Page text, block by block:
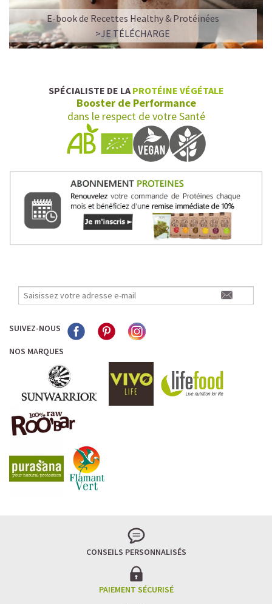
E-book de Recettes Healthy & Protéinées
>JE TÉLÉCHARGE
SPÉCIALISTE DE LA PROTÉINE VÉGÉTALE
Booster de Performance
dans le respect de votre Santé
SUIVEZ-NOUS
NOS MARQUES
CONSEILS PERSONNALISÉS
PAIEMENT SÉCURISÉ